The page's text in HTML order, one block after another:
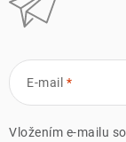
E-mail
Vložením e-mailu